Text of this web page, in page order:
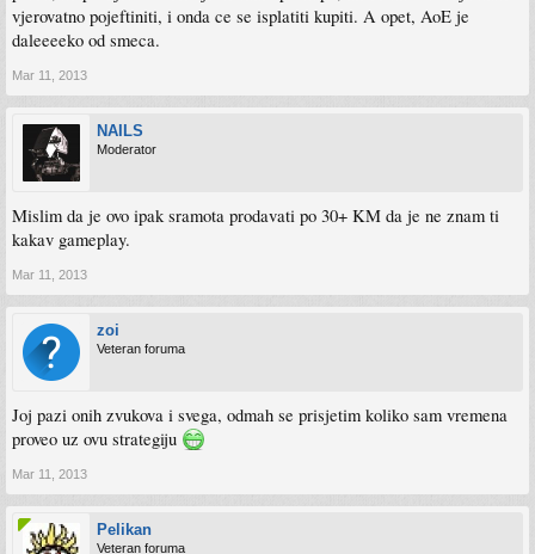
vjerovatno pojeftiniti, i onda ce se isplatiti kupiti. A opet, AoE je
daleeeeko od smeca.
Mar 11, 2013
NAILS
Moderator
Mislim da je ovo ipak sramota prodavati po 30+ KM da je ne znam ti
kakav gameplay.
Mar 11, 2013
zoi
Veteran foruma
Joj pazi onih zvukova i svega, odmah se prisjetim koliko sam vremena
proveo uz ovu strategiju
Mar 11, 2013
Pelikan
Veteran foruma